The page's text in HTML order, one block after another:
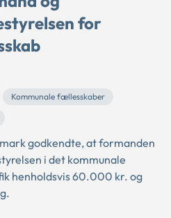
for
Kommunale fællesskaber
godkendte, at formanden
i det kommunale
henholdsvis 60.000 kr. og